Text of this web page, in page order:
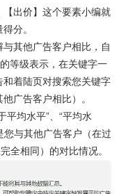
出价】这个要素小编就
分。
其他广告客户相比，自
等级表示，在关键字一
着陆页对搜索您关键字
广告客户相比）。
平均水平”、“平均水
您与其他广告客户（在过
全相同）的对比情况。